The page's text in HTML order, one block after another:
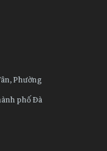
Phường
phố Đà